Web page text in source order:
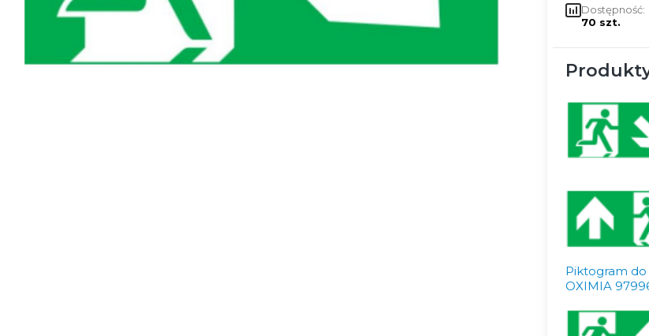
Dostępność:
70 szt.
Piktogram do
OXIMIA